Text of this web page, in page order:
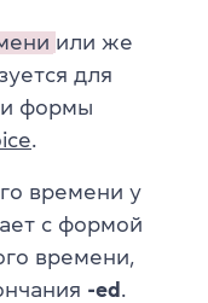
или же
для
и формы
.
времени у
с формой
времени,
-ed .